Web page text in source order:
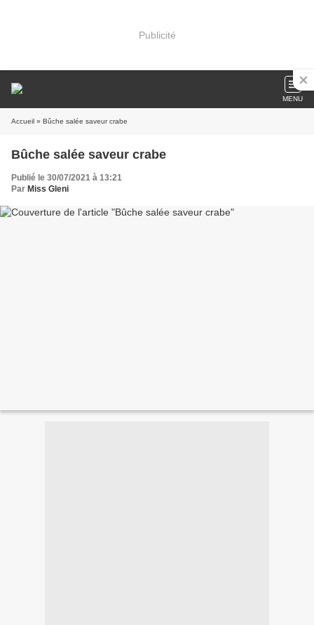
Publicité
MENU
Accueil » Bûche salée saveur crabe
Bûche salée saveur crabe
Publié le 30/07/2021 à 13:21
Par Miss Gleni